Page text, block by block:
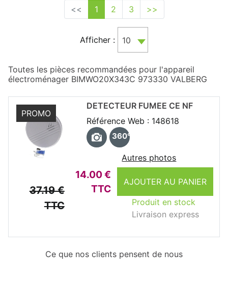
<< 1 2 3 >>
Afficher : 10
Toutes les pièces recommandées pour l'appareil
électroménager BIMWO20X343C 973330 VALBERG
PROMO
37.19 €
TTC
14.00 €
TTC
AJOUTER AU PANIER
Produit en stock
Livraison express
DETECTEUR FUMEE CE NF
Référence Web : 148618
360°
Autres photos
Ce que nos clients pensent de nous